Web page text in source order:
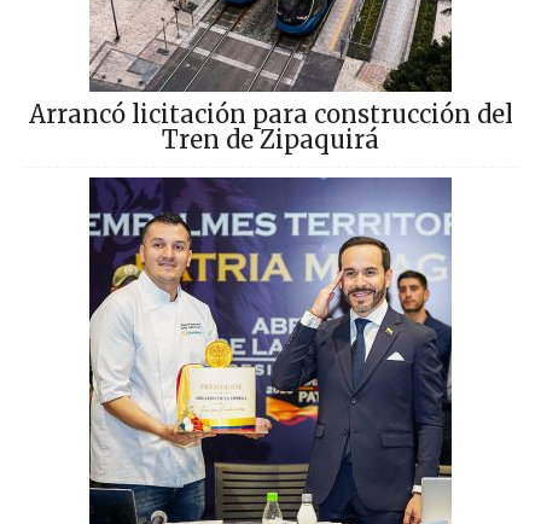
Arrancó licitación para construcción del
Tren de Zipaquirá